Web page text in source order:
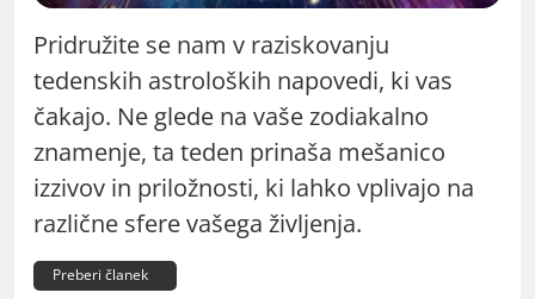
Pridružite se nam v raziskovanju
tedenskih astroloških napovedi, ki vas
čakajo. Ne glede na vaše zodiakalno
znamenje, ta teden prinaša mešanico
izzivov in priložnosti, ki lahko vplivajo na
različne sfere vašega življenja.
Preberi članek